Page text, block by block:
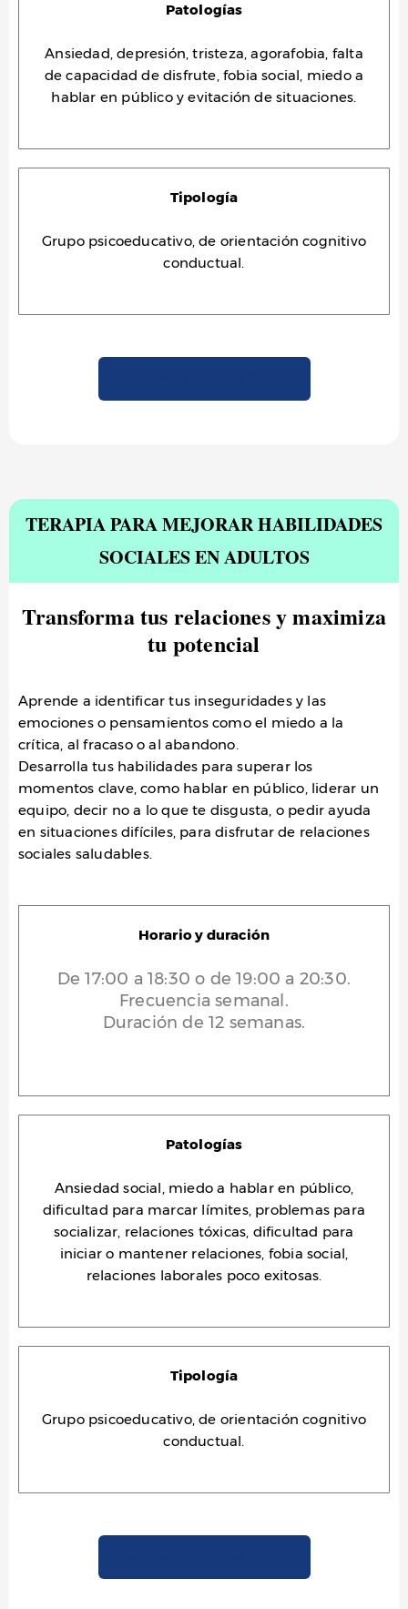
Patologías
Ansiedad, depresión, tristeza, agorafobia, falta
de capacidad de disfrute, fobia social, miedo a
hablar en público y evitación de situaciones.
Tipología
Grupo psicoeducativo, de orientación cognitivo
conductual.
TERAPIA PARA MEJORAR HABILIDADES
SOCIALES EN ADULTOS
Transforma tus relaciones y maximiza
tu potencial
Aprende a identificar tus inseguridades y las
emociones o pensamientos como el miedo a la
crítica, al fracaso o al abandono.
Desarrolla tus habilidades para superar los
momentos clave, como hablar en público, liderar un
equipo, decir no a lo que te disgusta, o pedir ayuda
en situaciones difíciles, para disfrutar de relaciones
sociales saludables.
Horario y duración
De 17:00 a 18:30 o de 19:00 a 20:30.
Frecuencia semanal.
Duración de 12 semanas.
Patologías
Ansiedad social, miedo a hablar en público,
dificultad para marcar límites, problemas para
socializar, relaciones tóxicas, dificultad para
iniciar o mantener relaciones, fobia social,
relaciones laborales poco exitosas.
Tipología
Grupo psicoeducativo, de orientación cognitivo
conductual.